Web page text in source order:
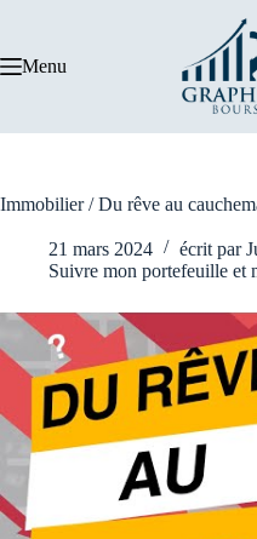
Menu
Immobilier / Du rêve au
21 mars 2024 écrit par
Suivre mon portefeuille et